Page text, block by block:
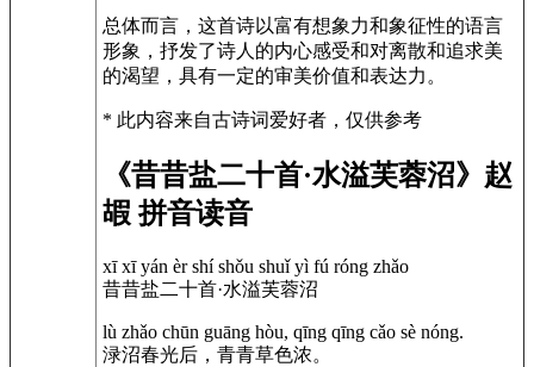
总体而言，这首诗以富有想象力和象征性的语言
形象，抒发了诗人的内心感受和对离散和追求美
的渴望，具有一定的审美价值和表达力。
* 此内容来自古诗词爱好者，仅供参考
《昔昔盐二十首·水溢芙蓉沼》赵
嘏 拼音读音
xī xī yán èr shí shǒu shuǐ yì fú róng zhǎo
昔昔盐二十首·水溢芙蓉沼
lù zhǎo chūn guāng hòu, qīng qīng cǎo sè nóng.
渌沼春光后，青青草色浓。